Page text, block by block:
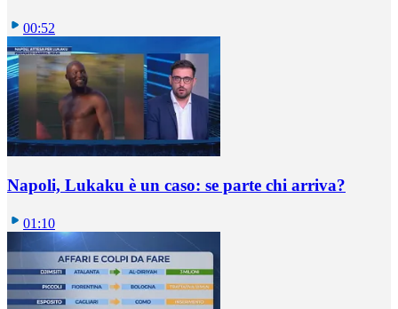
00:52
Napoli, Lukaku è un caso: se parte chi arriva?
01:10